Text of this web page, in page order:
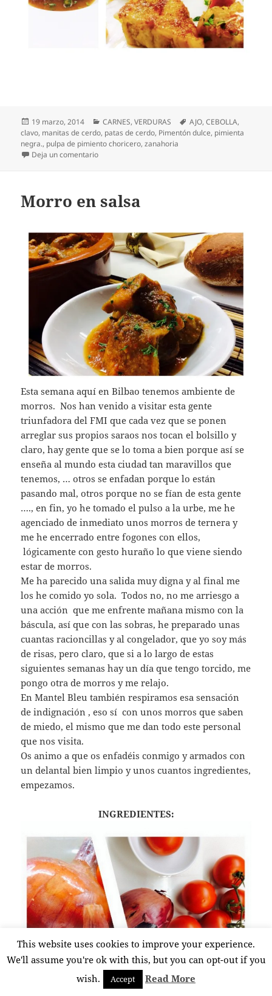
Publicado
el
19 marzo, 2014 Categorías
CARNES,VERDURAS Etiquetas
AJO,CEBOLLA,
clavo, manitas de cerdo, patas de cerdo, Pimentón dulce, pimienta
negra., pulpa de pimiento choricero,zanahoria
Deja un comentarioen Manitas de cerdo en pastel con verduras y
Morro en salsa
Esta semana aquí en Bilbao tenemos ambiente de
morros. Nos han venido a visitar esta gente
triunfadora del FMI que cada vez que se ponen
arreglar sus propios saraos nos tocan el bolsillo y
claro, hay gente que se lo toma a bien porque así se
enseña al mundo esta ciudad tan maravillos que
tenemos, … otros se enfadan porque lo están
pasando mal, otros porque no se fían de esta gente
…., en fin, yo he tomado el pulso a la urbe, me he
agenciado de inmediato unos morros de ternera y
me he encerrado entre fogones con ellos,
lógicamente con gesto huraño lo que viene siendo
estar de morros.
Me ha parecido una salida muy digna y al final me
los he comido yo sola. Todos no, no me arriesgo a
una acción que me enfrente mañana mismo con la
báscula, así que con las sobras, he preparado unas
cuantas racioncillas y al congelador, que yo soy más
de risas, pero claro, que si a lo largo de estas
siguientes semanas hay un día que tengo torcido, me
pongo otra de morros y me relajo.
En Mantel Bleu también respiramos esa sensación
de indignación , eso sí con unos morros que saben
de miedo, el mismo que me dan todo este personal
que nos visita.
Os animo a que os enfadéis conmigo y armados con
un delantal bien limpio y unos cuantos ingredientes,
empezamos.
INGREDIENTES:
This website uses cookies to improve your experience.
We'll assume you're ok with this, but you can opt-out if you
wish.
Accept Read More